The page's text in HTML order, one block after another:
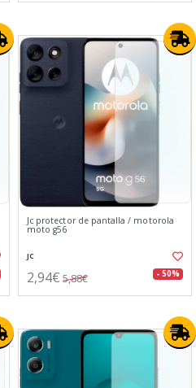
Jc protector de pantalla / motorola
moto g56
JC
2,94€ 5,88€ - 50%